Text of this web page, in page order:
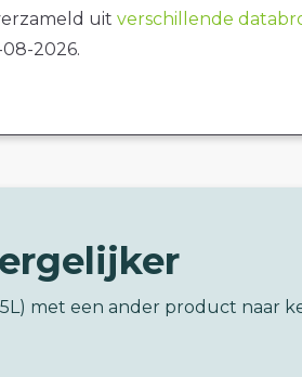
uit verschillende
2026.
met een ander product naar